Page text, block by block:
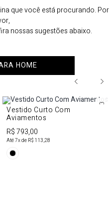
que você está procurando. Por
nossas sugestões abaixo.
HOME
Vestido Curto Com
Aviamentos
R$ 793,00
Até7x de R$ 113,28